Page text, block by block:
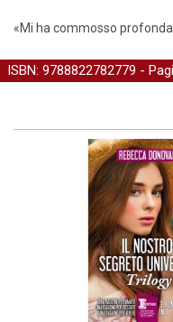
«Mi ha commosso
ISBN: 9788822782779 -